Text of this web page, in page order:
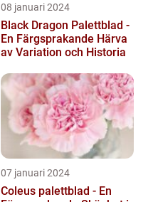
08 januari 2024
Black Dragon Palettblad -
En Färgsprakande Härva
av Variation och Historia
07 januari 2024
Coleus palettblad - En